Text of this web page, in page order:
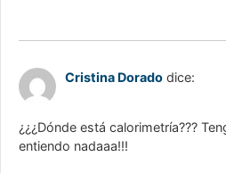
Cristina Dorado dice:
¿¿¿Dónde está calorimetría???
entiendo nadaaa!!!